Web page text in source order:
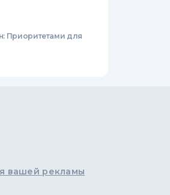
Приоритетами для
вашей рекламы